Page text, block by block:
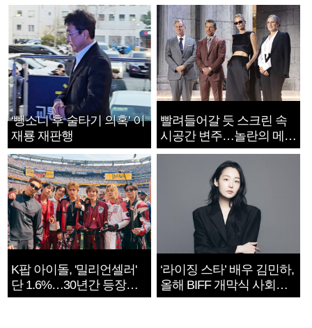
‘뺑소니 후 술타기 의혹’ 이
재룡 재판행
빨려들어갈 듯 스크린 속
시공간 변주…놀란의 메시
지는 ‘전쟁 속죄’
K팝 아이돌, '밀리언셀러'
단 1.6%…30년간 등장
1182개팀 전수조사
‘라이징 스타’ 배우 김민하,
올해 BIFF 개막식 사회자
확정